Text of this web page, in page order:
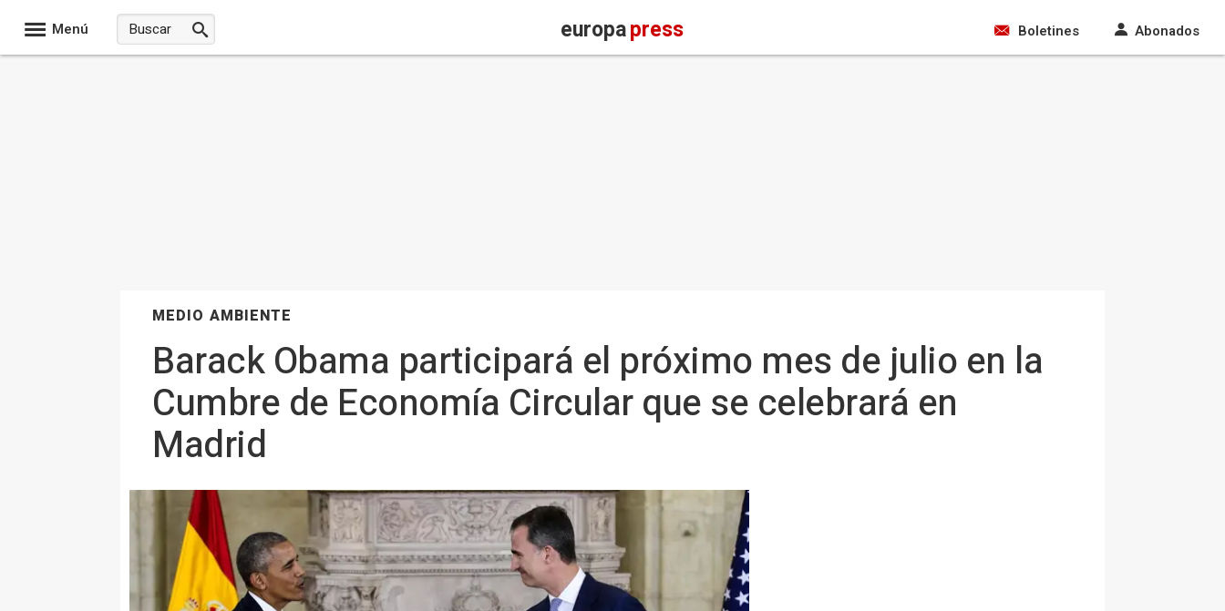
Menú europapress Boletines Abonados
MEDIO AMBIENTE
Barack Obama participará el próximo mes de julio en la
Cumbre de Economía Circular que se celebrará en
Madrid